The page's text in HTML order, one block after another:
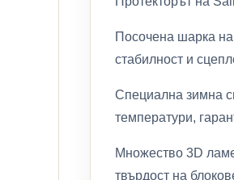
Посочена шарка на
стабилност и
Специална зимна
температури,
Множество 3D
твърдост на